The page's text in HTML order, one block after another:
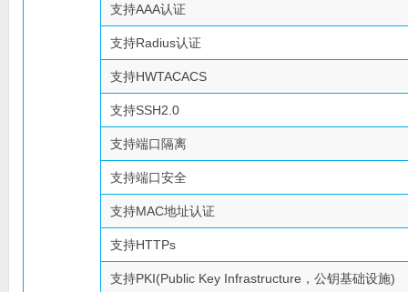
支持AAA认证
支持Radius认证
支持HWTACACS
支持SSH2.0
支持端口隔离
支持端口安全
支持MAC地址认证
支持HTTPs
支持PKI(Public Key Infrastructure，公钥基础设施)